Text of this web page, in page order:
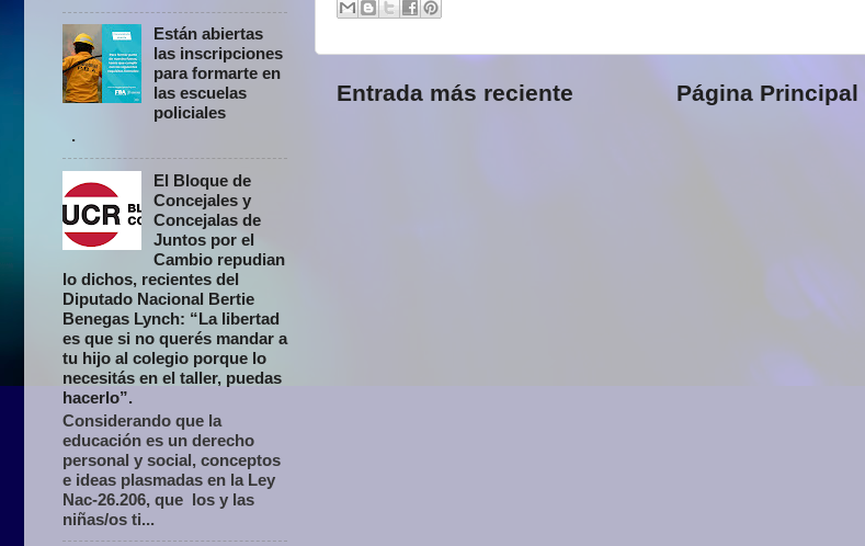
Entrada más reciente Página Principal
Están abiertas
las inscripciones
para formarte en
las escuelas
policiales
.
El Bloque de
Concejales y
Concejalas de
Juntos por el
Cambio repudian
lo dichos, recientes del
Diputado Nacional Bertie
Benegas Lynch: “La libertad
es que si no querés mandar a
tu hijo al colegio porque lo
necesitás en el taller, puedas
hacerlo”.
Considerando que la
educación es un derecho
personal y social, conceptos
e ideas plasmadas en la Ley
Nac-26.206, que los y las
niñas/os ti...